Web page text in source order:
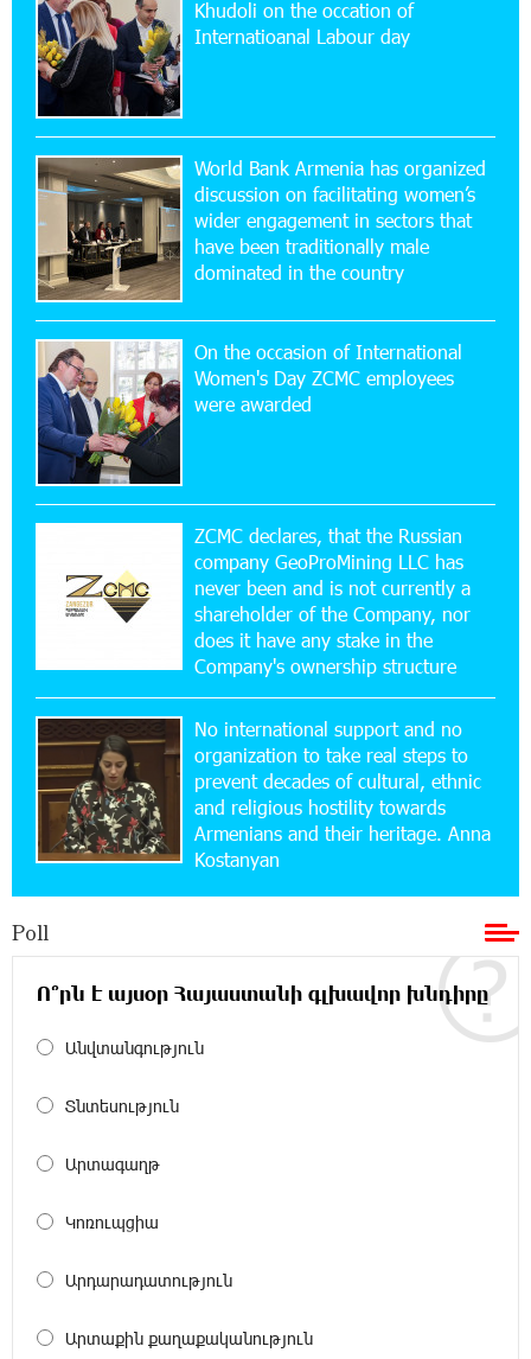
24/2 Shahumyan Street in Ararat
19:04:38 23-07-2026
Scholarship recipients of the “Armenian
Academy and Pärnu Music Festival in Estonia, representing
Armenia on the international stage
11:53:39 23-07-2026
Ucom Supports the Installation of a 15 kW Solar
Power Plant at the Vayk Sports School
20:56:14 22-07-2026
New Financial Skills at the Davidbek Games:
Idram&IDBank
Simple, and Secure
16:29:04 20-07-2026
Ucom Sales and Service Center Reopens at 3/47
Yerevanyan Street in Yeghvard
15:47:47 17-07-2026
Up to 25% idcoin when purchasing Flyone flight
tickets: Idram&IDBank
15:10:21 17-07-2026
Converse Bank Named Armenia’s Best Digital
Bank for Consumers by Euromoney
Ucom and Microsoft Innovation Center Help
School Students Build Cybersecurity Skills
12:45:18 16-07-2026
in Shenavan, Lori
20:34:31 14-07-2026
Customer Appreciation Day in Vanadzor: IDBank
Khudoli on the օccation of
Internatioanal Labour day
World Bank Armenia has organized
discussion on facilitating women’s
wider engagement in sectors that
have been traditionally male
dominated in the country
On the occasion of International
Women's Day ZCMC employees
were awarded
ZCMC declares, that the Russian
company GeoProMining LLC has
never been and is not currently a
shareholder of the Company, nor
does it have any stake in the
Company's ownership structure
No international support and no
organization to take real steps to
prevent decades of cultural, ethnic
and religious hostility towards
Armenians and their heritage. Anna
Kostanyan
Poll
Ո՞րն է այսօր Հայաստանի գլխավոր խնդիրը
Անվտանգություն
Տնտեսություն
Արտագաղթ
Կոռուպցիա
Արդարադատություն
Արտաքին քաղաքականություն